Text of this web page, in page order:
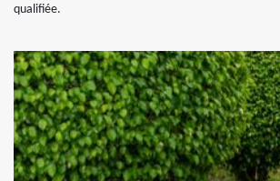
qualifiée.